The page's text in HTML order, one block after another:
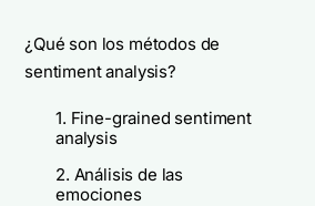
¿Qué son los métodos de
sentiment analysis?
1. Fine-grained sentiment
analysis
2. Análisis de las
emociones